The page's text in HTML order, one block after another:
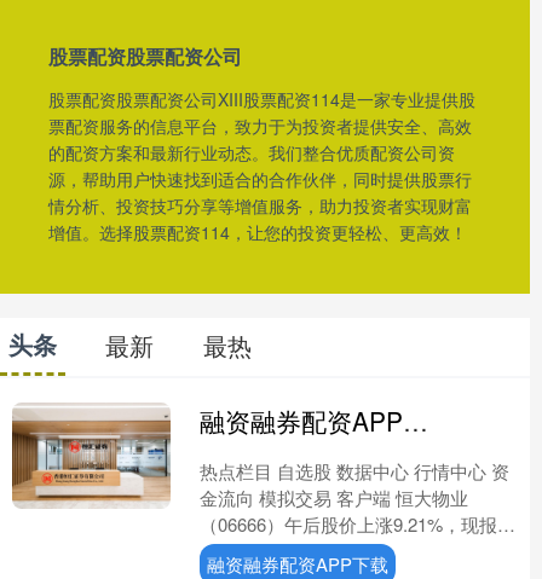
股票配资股票配资公司
股票配资股票配资公司XIII股票配资114是一家专业提供股
票配资服务的信息平台，致力于为投资者提供安全、高效
的配资方案和最新行业动态。我们整合优质配资公司资
源，帮助用户快速找到适合的合作伙伴，同时提供股票行
情分析、投资技巧分享等增值服务，助力投资者实现财富
增值。选择股票配资114，让您的投资更轻松、更高效！
头条 最新 最热
融资融券配资APP下载 恒大物业午后涨超9% 市场预计恒大物业最快将于5月迎来新东家
热点栏目 自选股 数据中心 行情中心 资
金流向 模拟交易 客户端 恒大物业
（06666）午后股价上涨9.21%，现报
1.66港元，成交额6851.50万港元。 ....
融资融券配资APP下载